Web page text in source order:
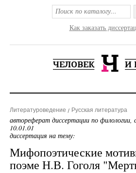
Как заказать
Литературоведение Русская литература
автореферат диссертации по
10.01.01
диссертация на тему:
Мифопоэтические
поэме Н.В. Гоголя